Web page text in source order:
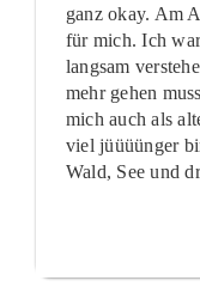
ganz okay. Am
für mich. Ich
langsam
mehr gehen
mich auch als
viel jüüüünger
Wald, See und